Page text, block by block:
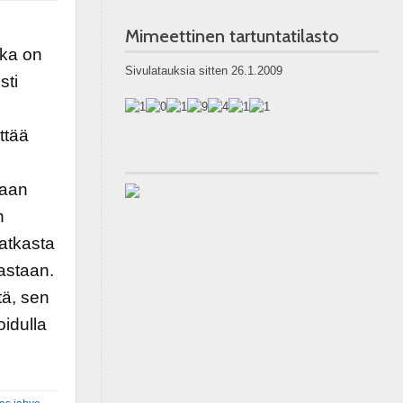
on
sen
Mimeettinen tartuntatilasto
Sivulatauksia sitten 26.1.2009